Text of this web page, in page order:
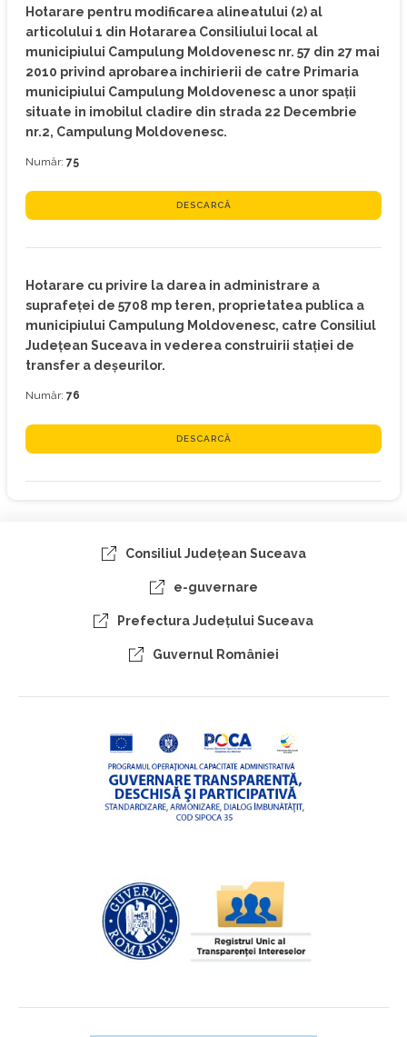
Hotarare pentru modificarea alineatului (2) al
articolului 1 din Hotararea Consiliului local al
municipiului Campulung Moldovenesc nr. 57 din 27 mai
2010 privind aprobarea inchirierii de catre Primaria
municipiului Campulung Moldovenesc a unor spaţii
situate in imobilul cladire din strada 22 Decembrie
nr.2, Campulung Moldovenesc.
Număr: 75
DESCARCĂ
Hotarare cu privire la darea in administrare a
suprafeţei de 5708 mp teren, proprietatea publica a
municipiului Campulung Moldovenesc, catre Consiliul
Judeţean Suceava in vederea construirii staţiei de
transfer a deşeurilor.
Număr: 76
DESCARCĂ
Consiliul Judeţean Suceava
e-guvernare
Prefectura Judeţului Suceava
Guvernul României